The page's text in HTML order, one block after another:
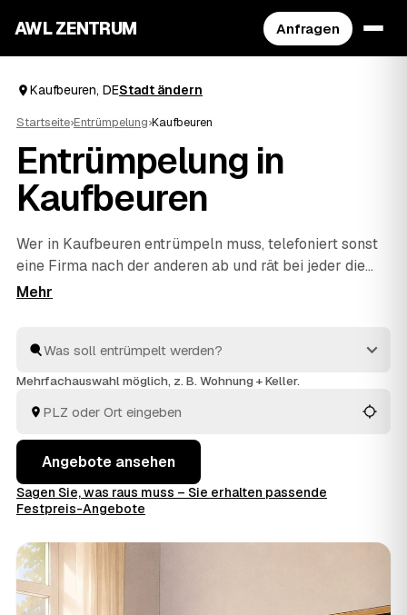
AWL ZENTRUM Anfragen
Kaufbeuren, DEStadt ändern
Startseite›Entrümpelung›Kaufbeuren
Entrümpelung in
Kaufbeuren
Wer in Kaufbeuren entrümpeln muss, telefoniert sonst
eine Firma nach der anderen ab und rät bei jeder die
Kosten neu. Mit AWL beschreiben Sie Ihr Vorhaben ein
mehrerer geprüfter Anbieter aus Deutschland. Sie
legen die Angebote nebeneinander und sehen sofort,
entschieden haben.
Mehrfachauswahl möglich, z. B. Wohnung + Keller.
Angebote ansehen
Sagen Sie, was raus muss – Sie erhalten passende
Festpreis-Angebote